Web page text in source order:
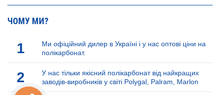
ЧОМУ МИ?
1
Ми офіційний дилер в Україні і у нас оптові ціни на
полікарбонат.
2
У нас тільки якісний полікарбонат від найкращих
заводів-виробників у світі Polygal, Palram, Marlon